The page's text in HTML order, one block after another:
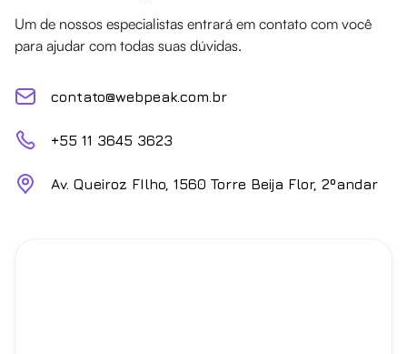
Um de nossos especialistas entrará em contato com você
para ajudar com todas suas dúvidas.
contato@webpeak.com.br
+55 11 3645 3623
Av. Queiroz FIlho, 1560 Torre Beija Flor, 2ºandar